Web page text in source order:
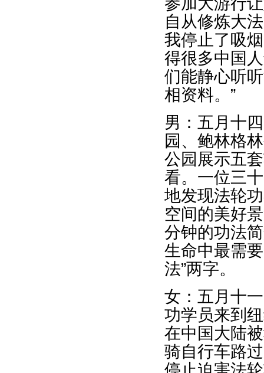
自从修炼大
我停止了吸
得很多中国
们能静心听
相资料。”
男：五月十
园、鲍林格
公园展示五
看。一位三
地发现法轮
空间的美好
分钟的功法
生命中最需
法”两字。
女：五月十
功学员来到
在中国大陆
骑自行车路